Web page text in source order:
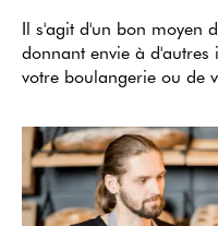
Il s'agit d'un bon moyen
donnant envie à
votre boulangerie ou de